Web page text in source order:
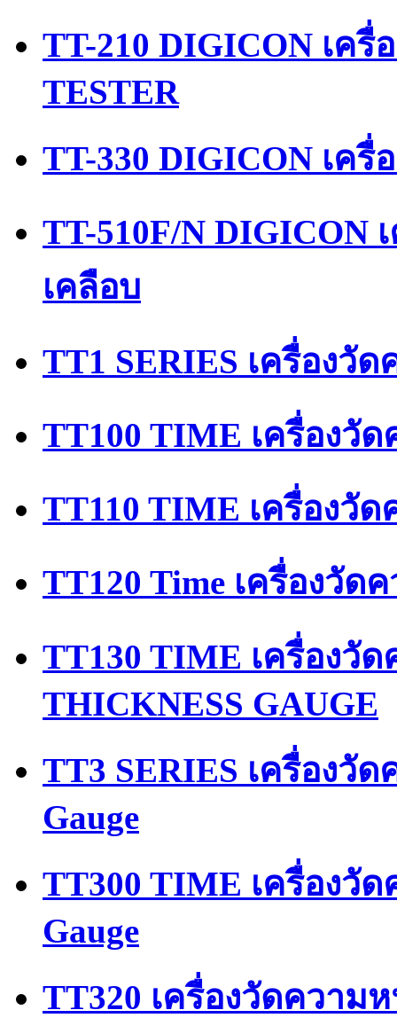
TT-210 DIGICON เค
TESTER
TT-330 DIGICON เครื่
TT-510F/N DIGICON
เคลือบ
TT1 SERIES เครื่องวั
TT100 TIME เครื่องวั
TT110 TIME เครื่องวั
TT120 Time เครื่องวัด
TT130 TIME เครื่องวั
THICKNESS GAUGE
TT3 SERIES เครื่องวั
Gauge
TT300 TIME เครื่องวั
Gauge
TT320 เครื่องวัดความ